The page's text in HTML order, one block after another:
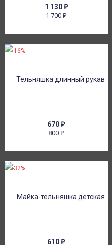
1 130₽
1 700₽
670₽
800₽
-16%
610₽
-32%